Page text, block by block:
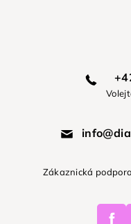
Zákaznická podpora